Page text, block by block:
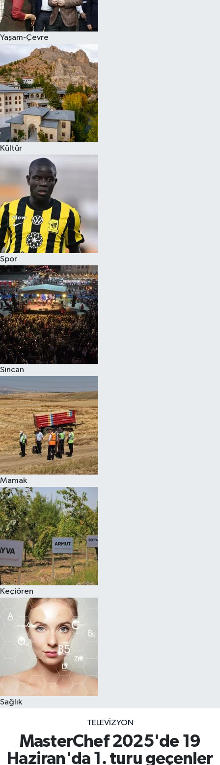
Yaşam-Çevre
Kültür
Spor
Sincan
Mamak
Keçiören
Sağlık
TELEVIZYON
MasterChef 2025'de 19
Haziran'da 1. turu geçenler